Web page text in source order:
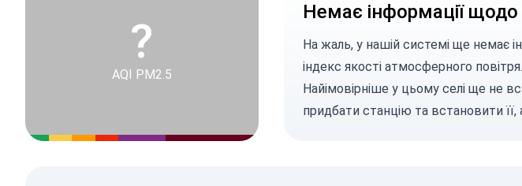
?
AQI PM2.5
Немає інформації щодо
На жаль, у нашій системі ще немає
індекс якості атмосферного повітря.
Найімовірніше у цьому селі ще не
придбати станцію та встановити її,